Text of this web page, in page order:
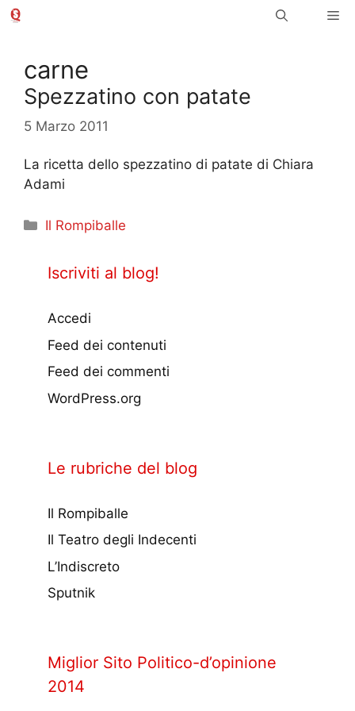
Vai
carne
Spezzatino con patate
5 Marzo 2011
La ricetta dello spezzatino di patate di Chiara
Adami
Categorie
Il Rompiballe
Iscriviti al blog!
Accedi
Feed dei contenuti
Feed dei commenti
WordPress.org
Le rubriche del blog
Il Rompiballe
Il Teatro degli Indecenti
L’Indiscreto
Sputnik
Miglior Sito Politico-d’opinione
2014